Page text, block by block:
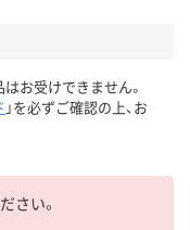
お受けできません。
」を必ずご確認の上、お
さい。